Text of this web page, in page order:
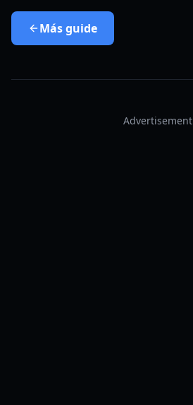
Másguide
Advertisement